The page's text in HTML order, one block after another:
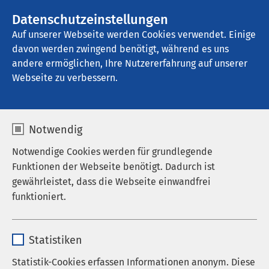
Datenschutzeinstellungen
Auf unserer Webseite werden Cookies verwendet. Einige
davon werden zwingend benötigt, während es uns
andere ermöglichen, Ihre Nutzererfahrung auf unserer
Webseite zu verbessern.
Notwendig
Notwendige Cookies werden für grundlegende
Funktionen der Webseite benötigt. Dadurch ist
gewährleistet, dass die Webseite einwandfrei
funktioniert.
Anbieter sgalinski
Statistiken
Statistik-Cookies erfassen Informationen anonym. Diese